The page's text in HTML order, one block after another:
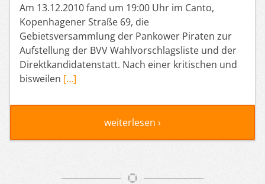
Am 13.12.2010 fand um 19:00 Uhr im Canto,
Kopenhagener Straße 69, die
Gebietsversammlung der Pankower Piraten zur
Aufstellung der BVV Wahlvorschlagsliste und der
Direktkandidatenstatt. Nach einer kritischen und
bisweilen […]
weiterlesen ›